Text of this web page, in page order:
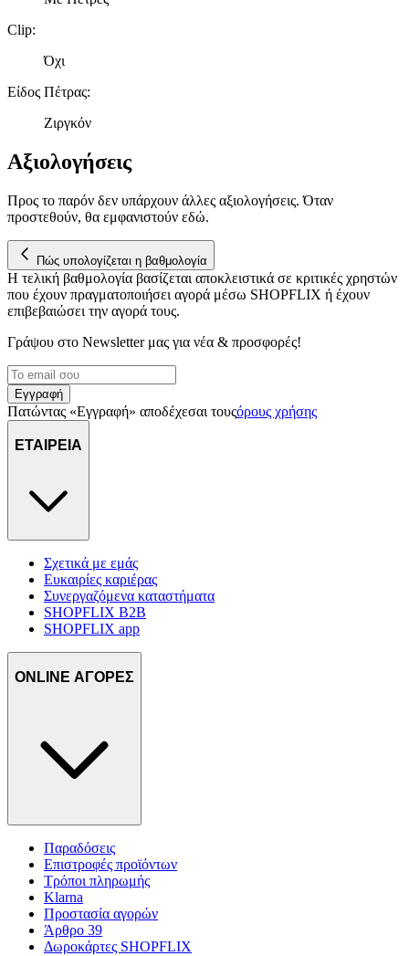
τοποθεσίας μας στους συνεργάτες μέσων κοινωνικής
δικτύωσης, διαφημίσεων και ανάλυσης.
Clip:
Όχι
Είδος Πέτρας:
Ζιργκόν
Αξιολογήσεις
Προς το παρόν δεν υπάρχουν άλλες αξιολογήσεις. Όταν
προστεθούν, θα εμφανιστούν εδώ.
Πώς υπολογίζεται η βαθμολογία
Η τελική βαθμολογία βασίζεται αποκλειστικά σε κριτικές χρηστών
που έχουν πραγματοποιήσει αγορά μέσω SHOPFLIX ή έχουν
επιβεβαιώσει την αγορά τους.
Γράψου στο Νewsletter μας για νέα & προσφορές!
Εγγραφή
Πατώντας «Εγγραφή» αποδέχεσαι τουςόρους χρήσης
ΕΤΑΙΡΕΙΑ
Σχετικά με εμάς
Ευκαιρίες καριέρας
Συνεργαζόμενα καταστήματα
SHOPFLIX B2B
SHOPFLIX app
ONLINE ΑΓΟΡΕΣ
Παραδόσεις
Επιστροφές προϊόντων
Τρόποι πληρωμής
Klarna
Προστασία αγορών
Άρθρο 39
Δωροκάρτες SHOPFLIX